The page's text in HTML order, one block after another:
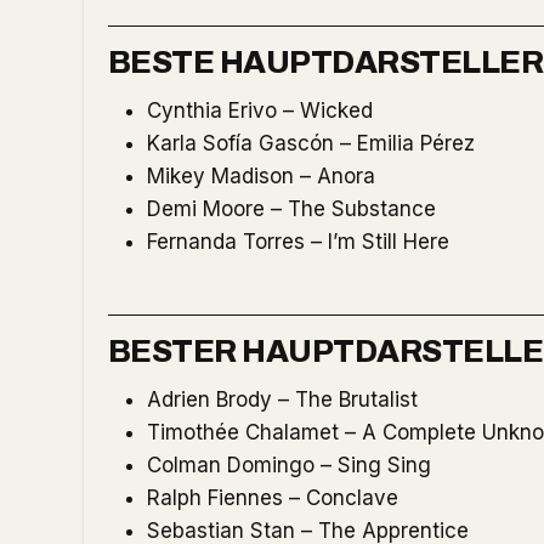
BESTE
Cynthia Erivo – Wicked
Karla Sofía Gascón – Emilia Pérez
Mikey Madison – Anora
Demi Moore – The Substance
Fernanda Torres – I’m Still Here
BESTER
Adrien Brody – The Brutalist
Timothée Chalamet – A Complete
Colman Domingo – Sing Sing
Ralph Fiennes – Conclave
Sebastian Stan – The Apprentice